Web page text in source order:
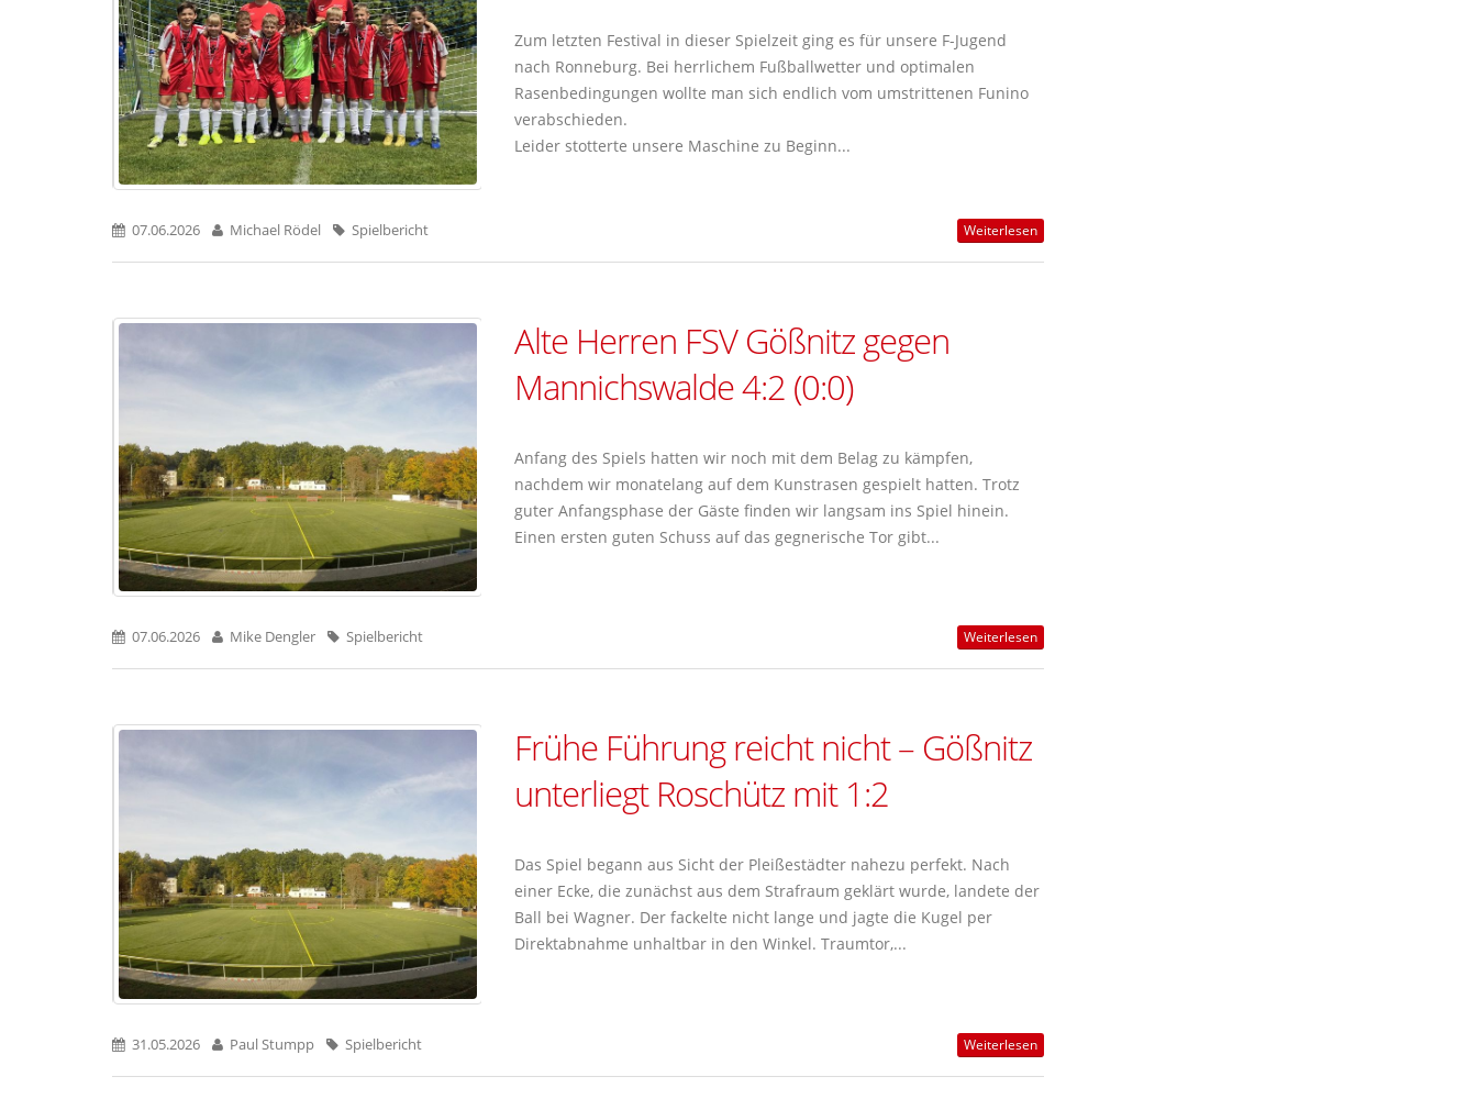
Zum letzten Festival in dieser Spielzeit ging es für unsere F-Jugend
nach Ronneburg. Bei herrlichem Fußballwetter und optimalen
Rasenbedingungen wollte man sich endlich vom umstrittenen Funino
verabschieden.
Leider stotterte unsere Maschine zu Beginn...
07.06.2026 Michael Rödel Spielbericht Weiterlesen
Alte Herren FSV Gößnitz gegen
Mannichswalde 4:2 (0:0)
Anfang des Spiels hatten wir noch mit dem Belag zu kämpfen,
nachdem wir monatelang auf dem Kunstrasen gespielt hatten. Trotz
guter Anfangsphase der Gäste finden wir langsam ins Spiel hinein.
Einen ersten guten Schuss auf das gegnerische Tor gibt...
07.06.2026 Mike Dengler Spielbericht Weiterlesen
Frühe Führung reicht nicht – Gößnitz
unterliegt Roschütz mit 1:2
Das Spiel begann aus Sicht der Pleißestädter nahezu perfekt. Nach
einer Ecke, die zunächst aus dem Strafraum geklärt wurde, landete der
Ball bei Wagner. Der fackelte nicht lange und jagte die Kugel per
Direktabnahme unhaltbar in den Winkel. Traumtor,...
31.05.2026 Paul Stumpp Spielbericht Weiterlesen